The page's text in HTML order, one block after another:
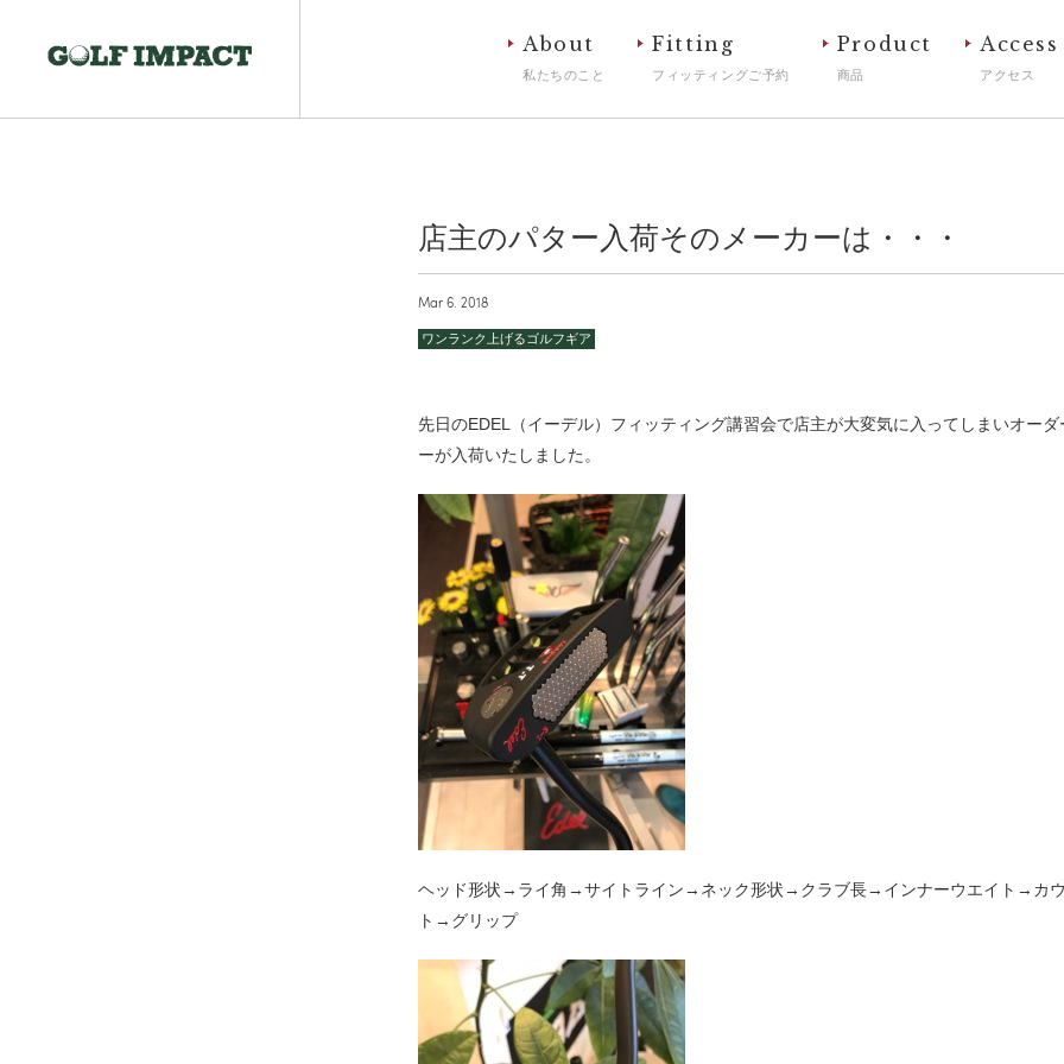
About
私たちのこと
Fitting
フィッティングご予約
Product
商品
Access
アクセス
店主のパター入荷そのメーカーは・・・
Mar 6. 2018
ワンランク上げるゴルフギア
先日のEDEL（イーデル）フィッティング講習会で店主が大変気に入ってしまいオーダ
ーが入荷いたしました。
ヘッド形状→ライ角→サイトライン→ネック形状→クラブ長→インナーウエイト→カウ
ト→グリップ